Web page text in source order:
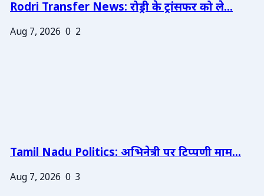
Rodri Transfer News: रोड्री के ट्रांसफर को ले...
Aug 7, 2026 0 2
Tamil Nadu Politics: अभिनेत्री पर टिप्पणी माम...
Aug 7, 2026 0 3